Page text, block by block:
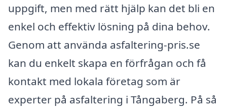
uppgift, men med rätt hjälp kan det bli en
enkel och effektiv lösning på dina behov.
Genom att använda asfaltering-pris.se
kan du enkelt skapa en förfrågan och få
kontakt med lokala företag som är
experter på asfaltering i Tångaberg. På så